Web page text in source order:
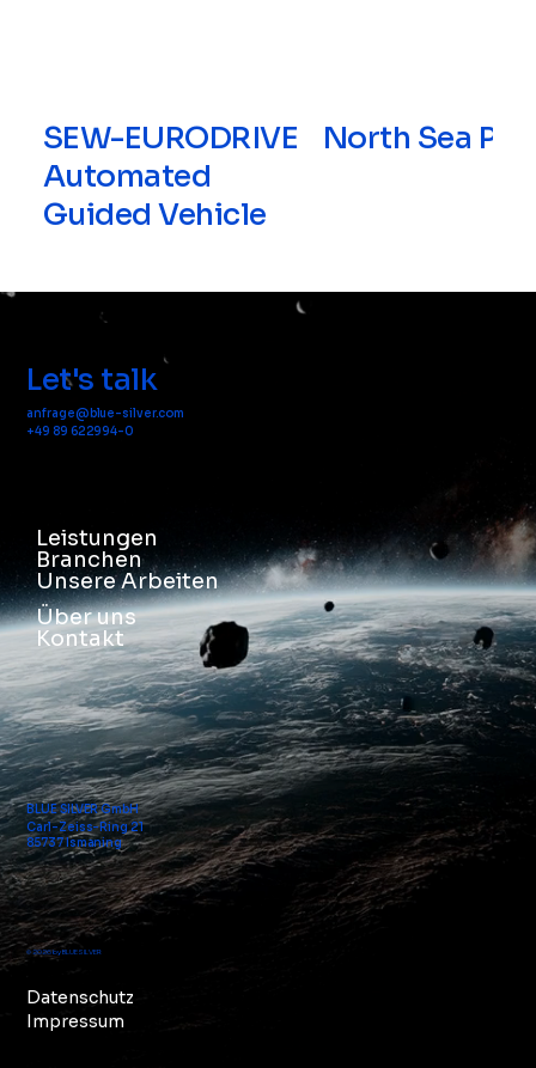
SEW-EURODRIVE
Automated
Guided Vehicle
North Sea
Let's talk
anfrage@blue-silver.com
+49 89 622994-0
BLUE SILVER GmbH
Carl-Zeiss-Ring 21
85737 Ismaning
Leistungen
Branchen
Unsere Arbeiten
Über uns
Kontakt
© 2026 by BLUE SILVER
Datenschutz
Impressum